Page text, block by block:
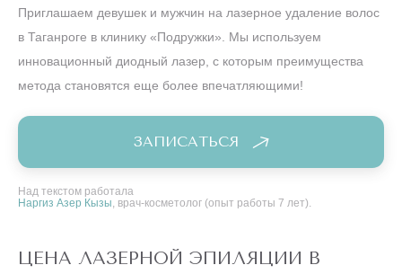
Приглашаем девушек и мужчин на лазерное удаление волос
в Таганроге в клинику «Подружки». Мы используем
инновационный диодный лазер, с которым преимущества
метода становятся еще более впечатляющими!
ЗАПИСАТЬСЯ
Над текстом работала
Наргиз Азер Кызы, врач-косметолог (опыт работы 7 лет).
ЦЕНА ЛАЗЕРНОЙ ЭПИЛЯЦИИ В